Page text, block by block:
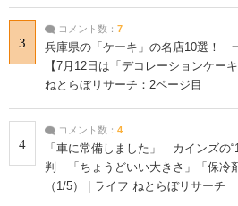
3
コメント数： 7
兵庫県の「ケーキ」の名店10選！
【7月12日は「デコレーションケー
ねとらぼリサーチ：2ページ目
4
コメント数： 4
「車に常備しました」 カインズの
判 「ちょうどいい大きさ」「保冷
（1/5） | ライフ ねとらぼリサーチ